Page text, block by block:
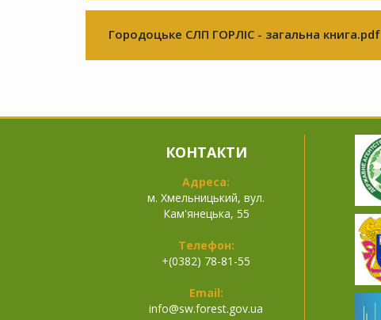
Городоцьке СЛП ГОРЛІС - загальна книга.pdf
КОНТАКТИ
Адреса:
м. Хмельницький, вул.
Кам'янецька, 55
Телефон:
+(0382) 78-81-55
Email:
info@sw.forest.gov.ua